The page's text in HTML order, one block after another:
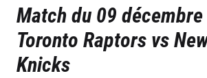
09/12/2024
Match du 09
Toronto Raptors vs
Knicks